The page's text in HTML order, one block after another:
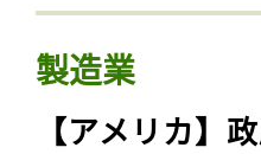
製造業
【アメリカ】